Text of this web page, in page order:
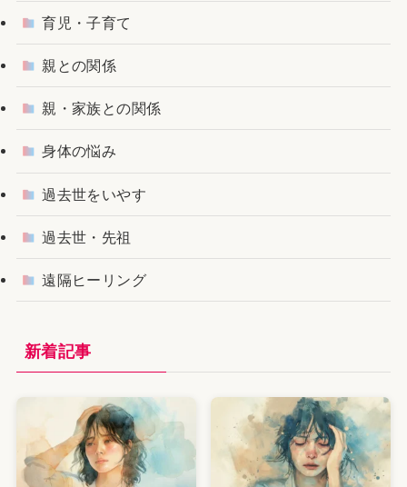
育児・子育て
親との関係
親・家族との関係
身体の悩み
過去世をいやす
過去世・先祖
遠隔ヒーリング
新着記事